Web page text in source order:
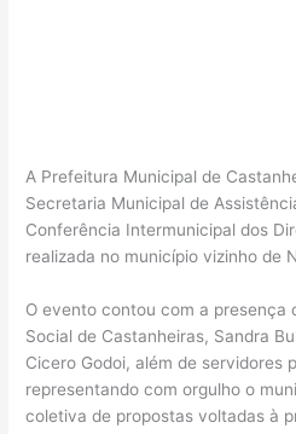
A Prefeitura Municipal de
Secretaria Municipal de
Conferência Intermunicipal dos
realizada no município vizinho de
O evento contou com a presença
Social de Castanheiras, Sandra
Cicero Godoi, além de servidores
representando com orgulho o
coletiva de propostas voltadas à